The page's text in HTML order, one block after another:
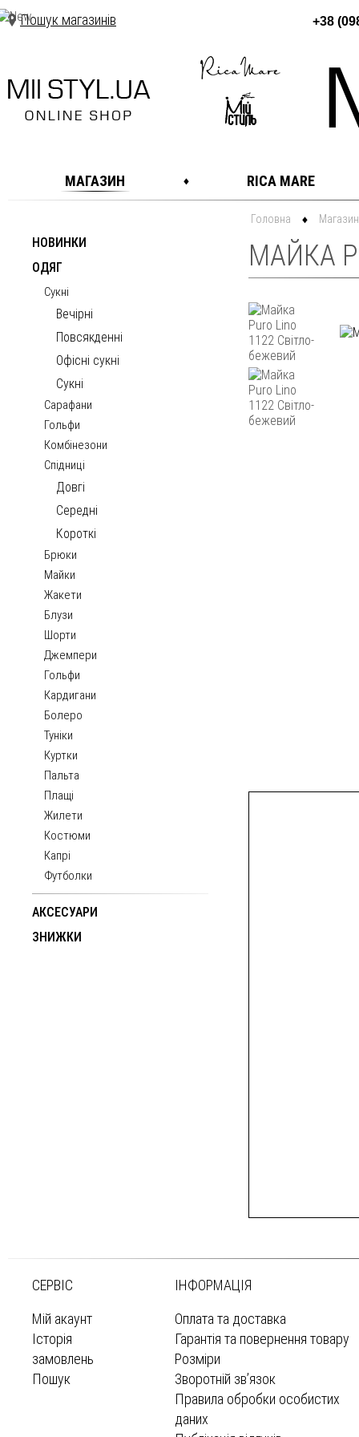
Пошук магазинів +38
МАГАЗИН RICA MARE
НОВИНКИ
ОДЯГ
Сукні
Вечірні
Повсякденні
Офісні сукні
Сукні
Сарафани
Гольфи
Комбінезони
Спідниці
Довгі
Середні
Короткі
Брюки
Майки
Жакети
Блузи
Шорти
Джемпери
Гольфи
Кардигани
Болеро
Туніки
Куртки
Пальта
Плащі
Жилети
Костюми
Капрі
Футболки
АКСЕСУАРИ
ЗНИЖКИ
Головна Магазин
МАЙКА
СЕРВІС
Мій акаунт
Історія
замовлень
Пошук
ІНФОРМАЦІЯ
Оплата та доставка
Гарантія та повернення товару
Розміри
Зворотній зв’язок
Правила обробки особистих
даних